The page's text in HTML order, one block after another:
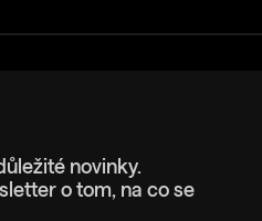
novinky.
o tom, na co se